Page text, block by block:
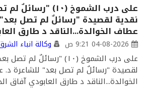
على درب الشموخ (١٠)
نقدية لقصيدة "رسائلٌ لم تصل
عطاف الخوالدة...الناقد د طارق
04-08-2026 9:21 ص وكالة انباء
على درب الشموخ (١٠) "رسائلٌ
لقصيدة "رسائلٌ لم تصل بعد" للشاعرة
الخوالدة...الناقد د طارق العابودي آفاق